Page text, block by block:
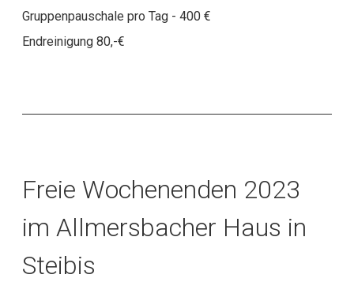
Gruppenpauschale pro Tag - 400 €
Endreinigung 80,-€
Freie Wochenenden 2023
im Allmersbacher Haus in
Steibis